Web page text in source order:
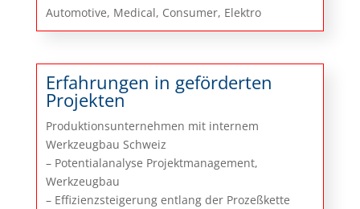
Automotive, Medical, Consumer, Elektro
Erfahrungen in geförderten
Projekten
Produktionsunternehmen mit internem
Werkzeugbau Schweiz
– Potentialanalyse Projektmanagement,
Werkzeugbau
– Effizienzsteigerung entlang der Prozeßkette